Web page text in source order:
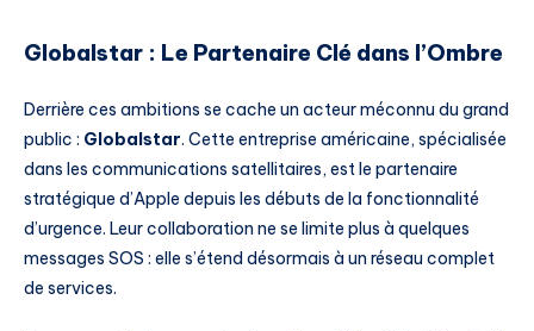
Globalstar : Le Partenaire Clé dans l’Ombre
Derrière ces ambitions se cache un acteur méconnu du grand
public : Globalstar. Cette entreprise américaine, spécialisée
dans les communications satellitaires, est le partenaire
stratégique d’Apple depuis les débuts de la fonctionnalité
d’urgence. Leur collaboration ne se limite plus à quelques
messages SOS : elle s’étend désormais à un réseau complet
de services.